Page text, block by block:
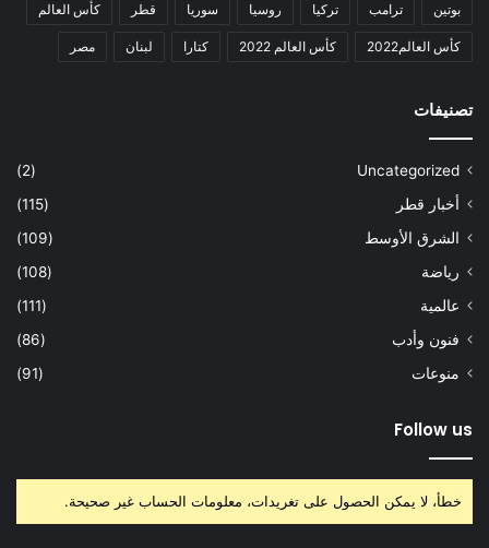
بوتين ترامب تركيا روسيا سوريا قطر كأس العالم
كأس العالم2022 كأس العالم 2022 كتارا لبنان مصر
تصنيفات
Uncategorized
(2)
أخبار قطر
(115)
الشرق الأوسط
(109)
رياضة
(108)
عالمية
(111)
فنون وأدب
(86)
منوعات
(91)
Follow us
خطأ، لا يمكن الحصول على تغريدات، معلومات الحساب غير صحيحة.